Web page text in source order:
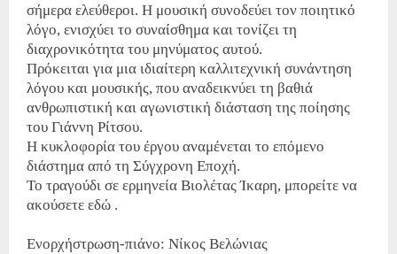
σήμερα ελεύθεροι. Η μουσική συνοδεύει τον ποιητικό
λόγο, ενισχύει το συναίσθημα και τονίζει τη
διαχρονικότητα του μηνύματος αυτού.
Πρόκειται για μια ιδιαίτερη καλλιτεχνική συνάντηση
λόγου και μουσικής, που αναδεικνύει τη βαθιά
ανθρωπιστική και αγωνιστική διάσταση της ποίησης
του Γιάννη Ρίτσου.
Η κυκλοφορία του έργου αναμένεται το επόμενο
διάστημα από τη Σύγχρονη Εποχή.
Το τραγούδι σε ερμηνεία Βιολέτας Ίκαρη, μπορείτε να
ακούσετε εδώ .
Ενορχήστρωση-πιάνο: Νίκος Βελώνιας